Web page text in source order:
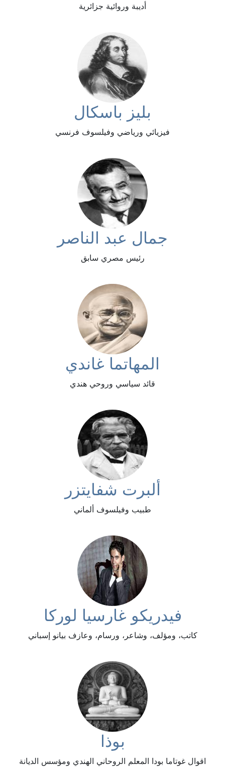
أديبة وروائية جزائرية
بليز باسكال
فيزيائي ورياضي وفيلسوف فرنسي
جمال عبد الناصر
رئيس مصري سابق
المهاتما غاندي
قائد سياسي وروحي هندي
ألبرت شفايتزر
طبيب وفيلسوف ألماني
فيدريكو غارسيا لوركا
كاتب، ومؤلف، وشاعر، ورسام، وعازف بيانو إسباني
بوذا
اقوال غوتاما بودا المعلم الروحاني الهندي ومؤسس الديانة